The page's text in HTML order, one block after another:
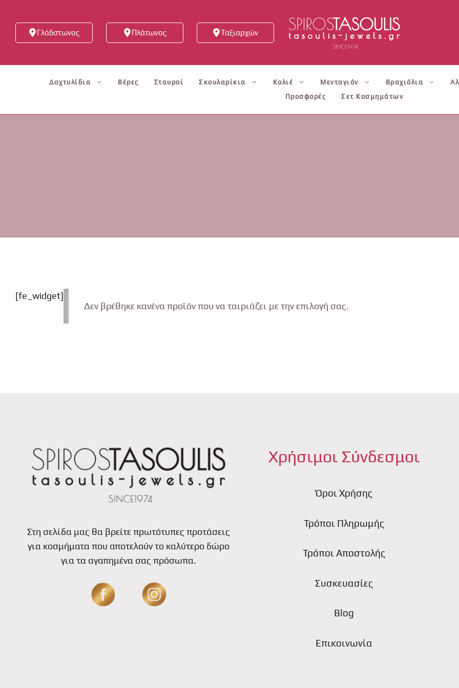
περιεχόμενοΓλάδστωνος Πλάτωνος Ταξιαρχών
Δαχτυλίδια Βέρες Σταυροί Σκουλαρίκια Κολιέ Μενταγιόν Βραχιόλια
Προσφορές
Σετ Κοσμημάτων
Δεν βρέθηκε κανένα προϊόν που να ταιριάζει με την επιλογή σας.
[fe_widget]
Στη σελίδα μας θα βρείτε πρωτότυπες προτάσεις
για κοσμήματα που αποτελούν το καλύτερο δώρο
για τα αγαπημένα σας πρόσωπα.
Χρήσιμοι Σύνδεσμοι
Όροι Χρήσης
Τρόποι Πληρωμής
Τρόποι Αποστολής
Συσκευασίες
Blog
Επικοινωνία